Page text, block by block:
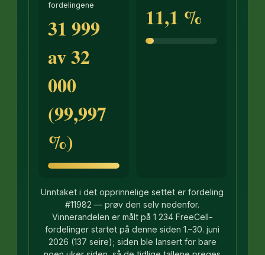
fordelingene
31 999
av 32
000
(99,997
%)
11,1 %
Unntaket i det opprinnelige settet er fordeling
#11982 — prøv den selv nedenfor.
Vinnerandelen er målt på 1 234 FreeCell-
fordelinger startet på denne siden 1.–30. juni
2026 (137 seire); siden ble lansert for bare